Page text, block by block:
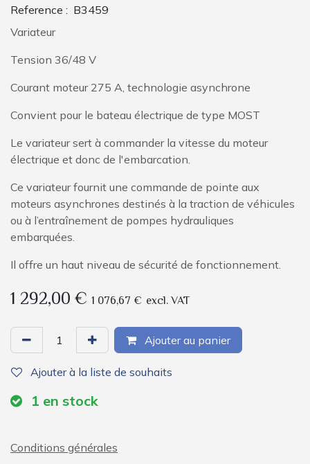
Reference : B3459
Variateur
Tension 36/48 V
Courant moteur 275 A, technologie asynchrone
Convient pour le bateau électrique de type MOST
Le variateur sert à commander la vitesse du moteur
électrique et donc de l'embarcation.
Ce variateur fournit une commande de pointe aux
moteurs asynchrones destinés à la traction de véhicules
ou à l’entraînement de pompes hydrauliques
embarquées.
Il offre un haut niveau de sécurité de fonctionnement.
1 292,00€ 1 076,67 € excl. VAT
Ajouter au panier
Ajouter à la liste de souhaits
1 en stock
Conditions générales